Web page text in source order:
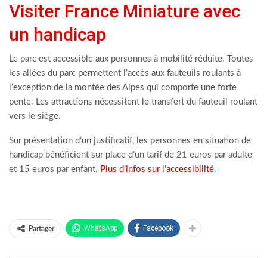
Visiter France Miniature avec
un handicap
Le parc est accessible aux personnes à mobilité réduite. Toutes
les allées du parc permettent l’accès aux fauteuils roulants à
l’exception de la montée des Alpes qui comporte une forte
pente. Les attractions nécessitent le transfert du fauteuil roulant
vers le siège.
Sur présentation d’un justificatif, les personnes en situation de
handicap bénéficient sur place d’un tarif de 21 euros par adulte
et 15 euros par enfant. Plus d’infos sur l’accessibilité.
Partager WhatsApp Facebook